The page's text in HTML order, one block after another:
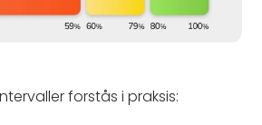
forstås i praksis: